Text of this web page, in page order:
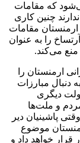
که مقامات
چنین کاری
مجلس ملی ارمنستان مقامات
را به عنوان
می‌کند.
ارمنستان را
دنبال مبارزات
دیگری
و ملت‌ها
پاشینیان دیر
موضوع
قرار خواهد داد و